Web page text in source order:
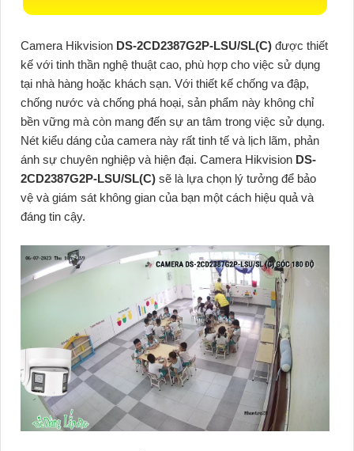
Camera Hikvision DS-2CD2387G2P-LSU/SL(C) được thiết
kế với tinh thần nghệ thuật cao, phù hợp cho việc sử dụng
tại nhà hàng hoặc khách sạn. Với thiết kế chống va đập,
chống nước và chống phá hoại, sản phẩm này không chỉ
bền vững mà còn mang đến sự an tâm trong việc sử dụng.
Nét kiểu dáng của camera này rất tinh tế và lịch lãm, phản
ánh sự chuyên nghiệp và hiện đại. Camera Hikvision DS-
2CD2387G2P-LSU/SL(C) sẽ là lựa chọn lý tưởng để bảo
vệ và giám sát không gian của bạn một cách hiệu quả và
đáng tin cậy.